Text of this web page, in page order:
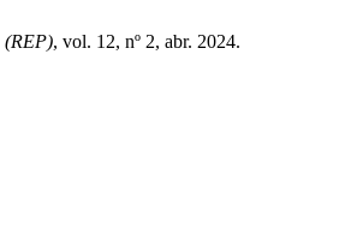
(REP), vol. 12, nº 2, abr. 2024.